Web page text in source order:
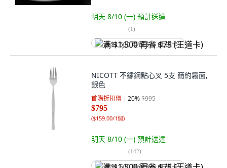
明天 8/10 (一) 預計送達
(1)
满 $1,500 再省 $75 (王道卡)
NICOTT 不鏽鋼點心叉 5支 簡約霧面,
銀色
首購折扣價 20%$995
$795
($159.00/1個)
明天 8/10 (一) 預計送達
(142)